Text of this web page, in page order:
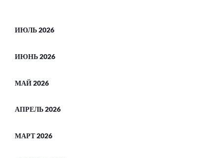
ИЮЛЬ 2026
ИЮНЬ 2026
МАЙ 2026
АПРЕЛЬ 2026
МАРТ 2026